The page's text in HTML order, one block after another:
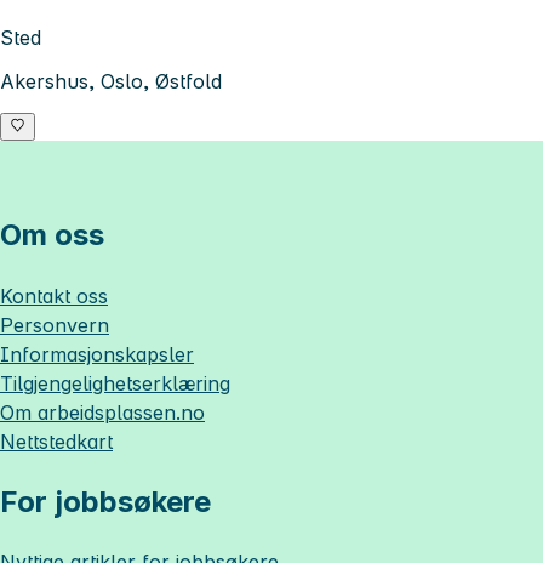
Sted
Akershus, Oslo, Østfold
Om oss
Kontakt oss
Personvern
Informasjonskapsler
Tilgjengelighetserklæring
Om arbeidsplassen.no
Nettstedkart
For jobbsøkere